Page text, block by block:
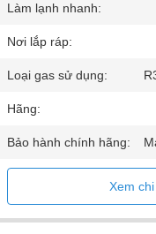
Làm lạnh nhanh:
Nơi lắp ráp:
Loại gas sử dụng:
Hãng:
Bảo hành chính hãng:
Xem